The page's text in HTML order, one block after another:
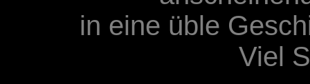
in eine üble
Viel